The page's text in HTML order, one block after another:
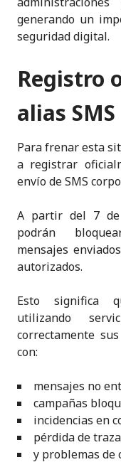
generando un
seguridad digital.
Registro
alias SMS
Para frenar esta
a registrar
envío de SMS
A partir del 7 de
podrán
mensajes
autorizados.
Esto significa
utilizando
correctamente
con:
mensajes no
campañas
incidencias en
pérdida de
y problemas de